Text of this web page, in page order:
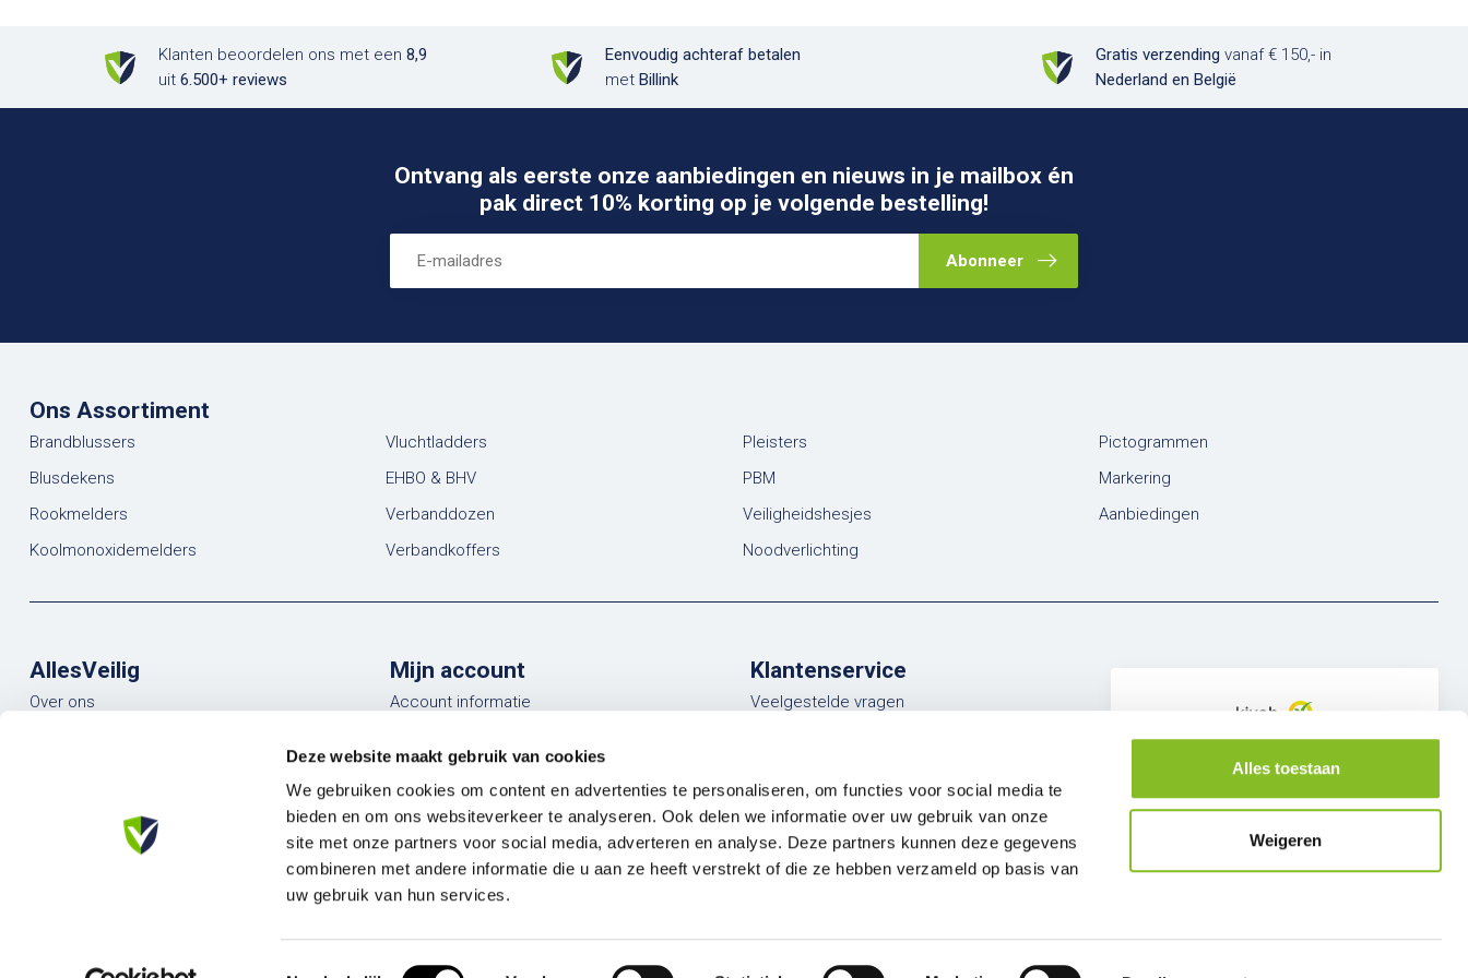
Deze website maakt gebruik van cookies
We gebruiken cookies om content en advertenties te personaliseren, om functies voor social media te
bieden en om ons websiteverkeer te analyseren. Ook delen we informatie over uw gebruik van onze
site met onze partners voor social media, adverteren en analyse. Deze partners kunnen deze gegevens
combineren met andere informatie die u aan ze heeft verstrekt of die ze hebben verzameld op basis van
uw gebruik van hun services.
Toestemmingsselectie
Alles toestaan
Weigeren
Klanten beoordelen ons met een8,9
uit6.500+ reviews
Eenvoudig achteraf betalen
met Billink
Gratis verzending vanaf € 150,- in
Nederland en België
Ontvang als eerste onze aanbiedingen en nieuws in je mailbox én
pak direct 10% korting op je volgende bestelling!
Abonneer
Ons Assortiment
Brandblussers
Blusdekens
Rookmelders
Koolmonoxidemelders
Vluchtladders
EHBO & BHV
Verbanddozen
Verbandkoffers
Pleisters
PBM
Veiligheidshesjes
Noodverlichting
Pictogrammen
Markering
Aanbiedingen
AllesVeilig
Over ons
Mijn account
Account informatie
Vergelijk
Alle producten
Klantenservice
Veelgestelde vragen
Ruilen
8.9/10